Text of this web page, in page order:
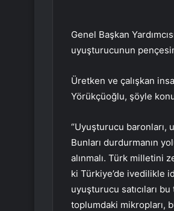
Genel Başkan
uyuşturucunun
Üretken ve çalışkan
Yörükçüoğlu, şöyle
“Uyuşturucu baronları,
Bunları durdurmanın
alınmalı. Türk milletini
ki Türkiye’de ivedilikle
uyuşturucu satıcıları
toplumdaki mikropları,